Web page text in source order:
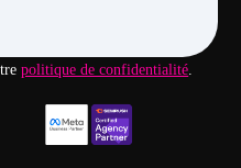
politique de confidentialité.